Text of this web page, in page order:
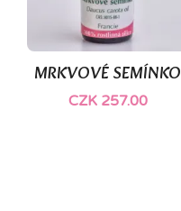
MRKVOVÉ SEMÍNKO
CZK 257.00